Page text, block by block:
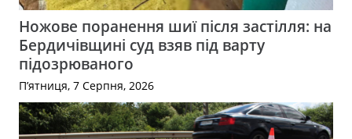
Ножове поранення шиї після застілля: на
Бердичівщині суд взяв під варту
підозрюваного
П’ятниця, 7 Серпня, 2026